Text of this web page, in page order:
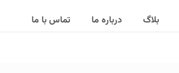
بلاگ درباره ما تماس با ما